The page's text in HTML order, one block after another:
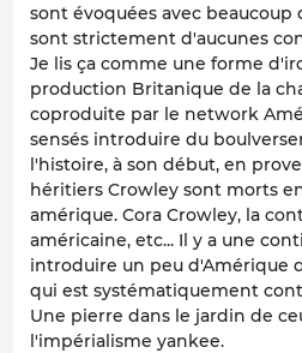
sont évoquées avec
sont strictement d'aucunes
Je lis ça comme une forme
production Britanique de la
coproduite par le network
sensés introduire du
l'histoire, à son début, en
héritiers Crowley sont morts
amérique. Cora Crowley, la
américaine, etc... Il y a une
introduire un peu d'Amérique
qui est systématiquement
Une pierre dans le jardin de
l'impérialisme yankee.